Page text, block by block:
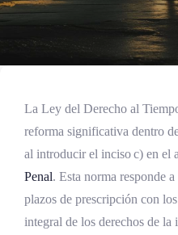
La Ley del Derecho al
reforma significativa dentro
al introducir el inciso c) en el
Penal. Esta norma responde
plazos de prescripción con
integral de los derechos de la